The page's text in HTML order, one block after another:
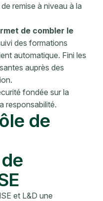
remise à niveau à la
de combler le
des formations
automatique. Fini les
auprès des
fondée sur la
responsabilité.
de
et L&D une